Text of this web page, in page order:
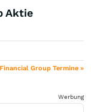
Aktie
Group Termine »
Werbung